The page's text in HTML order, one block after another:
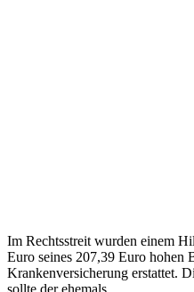
Im Rechtsstreit wurden einem
Euro seines 207,39 Euro hohen
Krankenversicherung erstattet.
sollte der ehemals